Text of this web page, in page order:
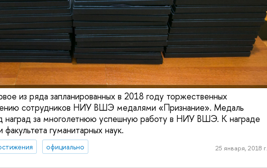
из ряда запланированных в 2018 году торжественных
сотрудников НИУ ВШЭ медалями «Признание». Медаль
наград за многолетнюю успешную работу в НИУ ВШЭ. К награде
гуманитарных наук.
официально 25 января, 2018 г.